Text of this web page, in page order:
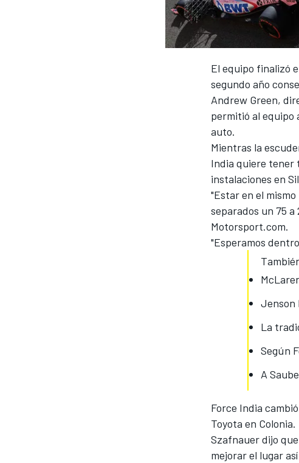
El equipo finalizó
segundo año
Andrew Green,
permitió al equipo
auto.
Mientras la
India quiere tener
instalaciones en
"Estar en el
separados un 75
Motorsport.com.
"Esperamos
Jenson
La
Según
A
Force India
Toyota en Colonia.
Szafnauer dijo
mejorar el lugar